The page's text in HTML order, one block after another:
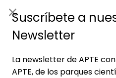
Suscríbete a
Newsletter
La newsletter de APTE
APTE, de los parques